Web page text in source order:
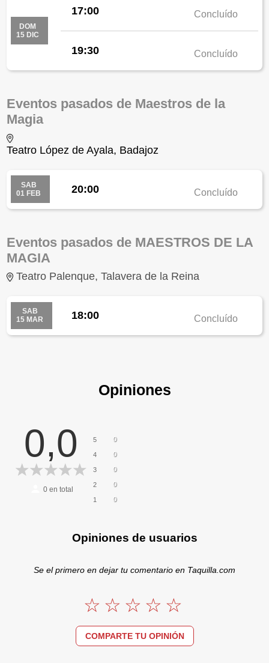
DOM
15 DIC
17:00 Concluído
19:30 Concluído
Eventos pasados de Maestros de la
Magia
Teatro López de Ayala, Badajoz
SAB
01 FEB
20:00 Concluído
Eventos pasados de MAESTROS DE LA
MAGIA
Teatro Palenque, Talavera de la Reina
SAB
15 MAR
18:00 Concluído
Opiniones
0,0
0en total
5 0
4 0
3 0
2 0
1 0
Opiniones de usuarios
Se el primero en dejar tu comentario en Taquilla.com
COMPARTE TU OPINIÓN